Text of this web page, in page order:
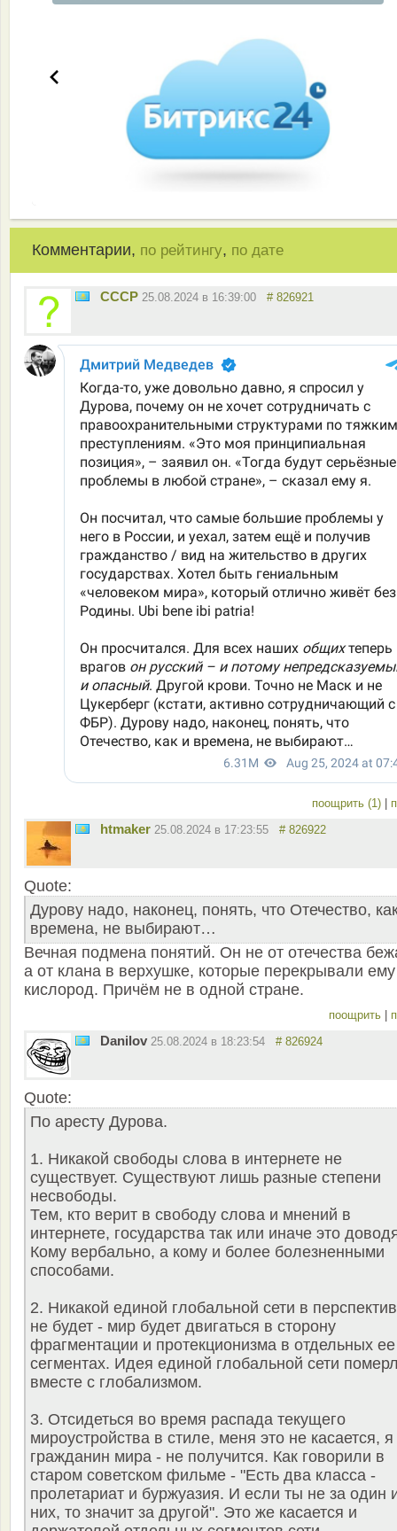
Комментарии, по рейтингу, по дате
CCCP 25.08.2024 в 16:39:00 # 826921
поощрить (1) |
htmaker 25.08.2024 в 17:23:55 # 826922
Quote:
Дурову надо, наконец, понять, что Отечество,
времена, не выбирают…
Вечная подмена понятий. Он не от отечества
а от клана в верхушке, которые перекрывали ему
кислород. Причём не в одной стране.
поощрить |
Danilov 25.08.2024 в 18:23:54 # 826924
Quote:
По аресту Дурова.
1. Никакой свободы слова в интернете не
существует. Существуют лишь разные степени
несвободы.
Тем, кто верит в свободу слова и мнений в
интернете, государства так или иначе это
Кому вербально, а кому и более болезненными
способами.
2. Никакой единой глобальной сети в
не будет - мир будет двигаться в сторону
фрагментации и протекционизма в отдельных ее
сегментах. Идея единой глобальной сети
вместе с глобализмом.
3. Отсидеться во время распада текущего
мироустройства в стиле, меня это не касается, я
гражданин мира - не получится. Как говорили в
старом советском фильме - "Есть два класса -
пролетариат и буржуазия. И если ты не за один
них, то значит за другой". Это же касается и